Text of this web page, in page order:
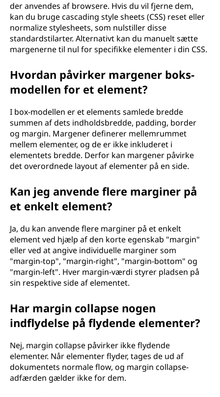
der anvendes af browsere. Hvis du vil fjerne dem,
kan du bruge cascading style sheets (CSS) reset eller
normalize stylesheets, som nulstiller disse
standardstilarter. Alternativt kan du manuelt sætte
margenerne til nul for specifikke elementer i din CSS.
Hvordan påvirker margener boks-
modellen for et element?
I box-modellen er et elements samlede bredde
summen af dets indholdsbredde, padding, border
og margin. Margener definerer mellemrummet
mellem elementer, og de er ikke inkluderet i
elementets bredde. Derfor kan margener påvirke
det overordnede layout af elementer på en side.
Kan jeg anvende flere marginer på
et enkelt element?
Ja, du kan anvende flere marginer på et enkelt
element ved hjælp af den korte egenskab "margin"
eller ved at angive individuelle marginer som
"margin-top", "margin-right", "margin-bottom" og
"margin-left". Hver margin-værdi styrer pladsen på
sin respektive side af elementet.
Har margin collapse nogen
indflydelse på flydende elementer?
Nej, margin collapse påvirker ikke flydende
elementer. Når elementer flyder, tages de ud af
dokumentets normale flow, og margin collapse-
adfærden gælder ikke for dem.